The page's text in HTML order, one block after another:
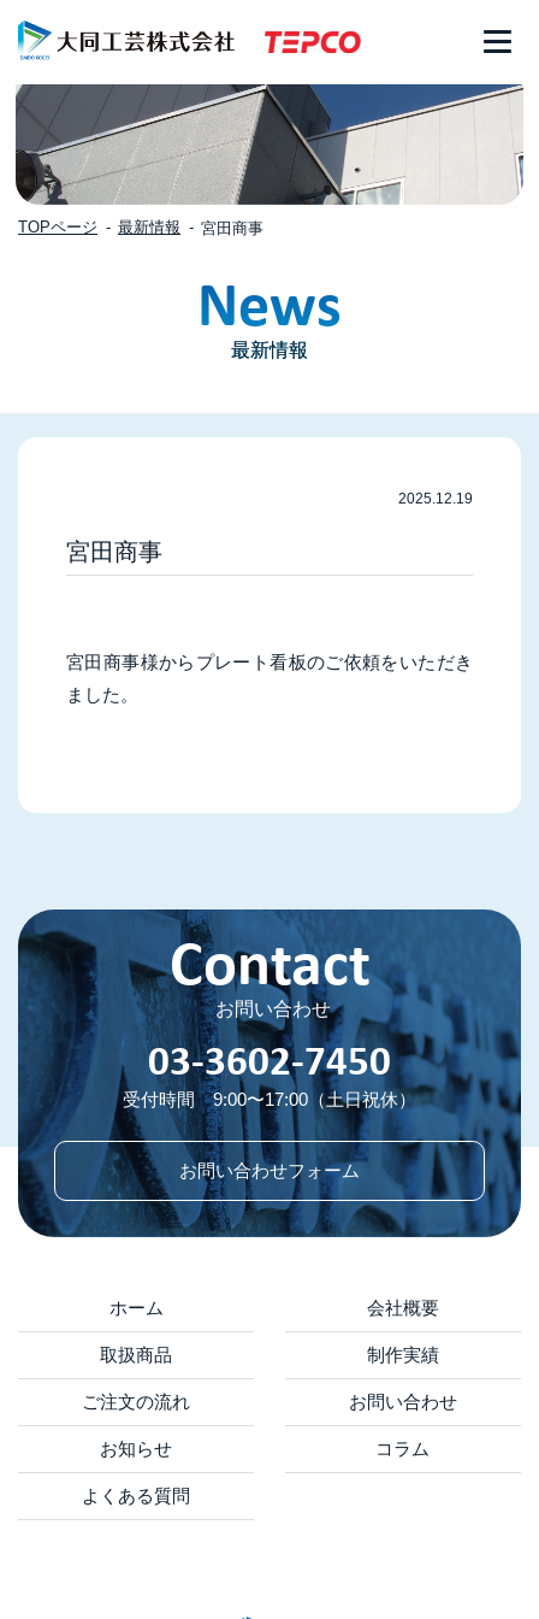
TOPページ 最新情報 宮田商事
News
最新情報
2025.12.19
宮田商事
宮田商事様からプレート看板のご依頼をいただき
ました。
Contact
お問い合わせ
03-3602-7450
受付時間 9:00〜17:00（土日祝休）
お問い合わせフォーム
ホーム 会社概要
取扱商品 制作実績
ご注文の流れ お問い合わせ
お知らせ コラム
よくある質問